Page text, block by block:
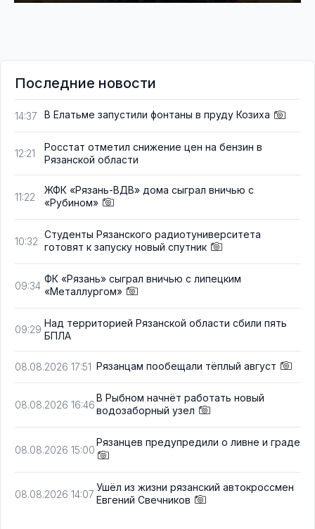
Последние новости
14:37 В Елатьме запустили фонтаны в пруду Козиха
12:21
Росстат отметил снижение цен на бензин в
Рязанской области
11:22
ЖФК «Рязань-ВДВ» дома сыграл вничью с
«Рубином»
10:32
Студенты Рязанского радиотуниверситета
готовят к запуску новый спутник
09:34
ФК «Рязань» сыграл вничью с липецким
«Металлургом»
09:29
Над территорией Рязанской области сбили пять
БПЛА
08.08.2026 17:51 Рязанцам пообещали тёплый август
08.08.2026 16:46
В Рыбном начнёт работать новый
водозаборный узел
08.08.2026 15:00
Рязанцев предупредили о ливне и граде
08.08.2026 14:07
Ушёл из жизни рязанский автокроссмен
Евгений Свечников